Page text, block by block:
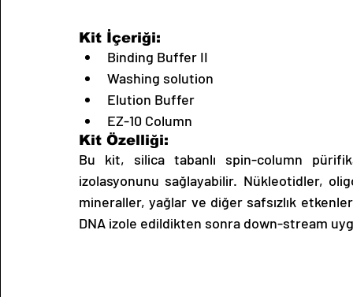
Kit İçeriği:
Binding Buffer II
Washing solution
Elution Buffer
EZ-10 Column
Kit Özelliği:
Bu kit, silica tabanlı spin-column
izolasyonunu sağlayabilir. Nükleotidler,
mineraller, yağlar ve diğer safsızlık
DNA izole edildikten sonra down-stream